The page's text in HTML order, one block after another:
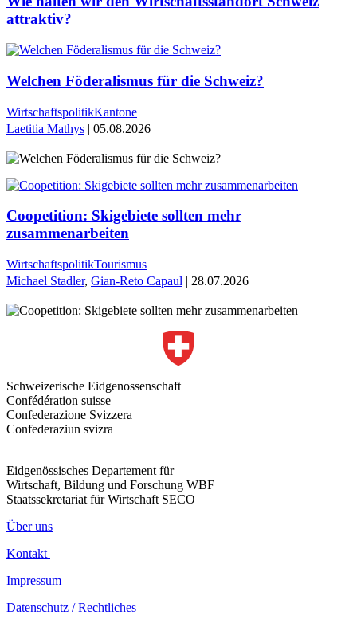
attraktiv?
Welchen Föderalismus für die Schweiz?
WirtschaftspolitikKantone
Laetitia Mathys | 05.08.2026
Coopetition: Skigebiete sollten mehr
zusammenarbeiten
WirtschaftspolitikTourismus
Michael Stadler, Gian-Reto Capaul | 28.07.2026
Schweizerische Eidgenossenschaft
Confédération suisse
Confederazione Svizzera
Confederaziun svizra
Eidgenössisches Departement für
Wirtschaft, Bildung und Forschung WBF
Staatssekretariat für Wirtschaft SECO
Über uns
Kontakt
Impressum
Datenschutz / Rechtliches